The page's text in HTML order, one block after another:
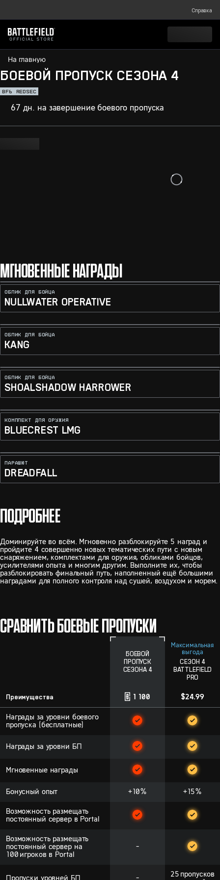
Справка
На главную
БОЕВОЙ ПРОПУСК СЕЗОНА 4
BF6 REDSEC
67 дн. на завершение боевого пропуска
МГНОВЕННЫЕ НАГРАДЫ
ОБЛИК ДЛЯ БОЙЦА
NULLWATER OPERATIVE
ОБЛИК ДЛЯ БОЙЦА
KANG
ОБЛИК ДЛЯ БОЙЦА
SHOALSHADOW HARROWER
КОМПЛЕКТ ДЛЯ ОРУЖИЯ
BLUECREST LMG
ПАРАШЮТ
DREADFALL
ПОДРОБНЕЕ
Доминируйте во всём. Мгновенно разблокируйте 5 наград и
пройдите 4 совершенно новых тематических пути с новым
снаряжением, комплектами для оружия, обликами бойцов,
усилителями опыта и многим другим. Выполните их, чтобы
разблокировать финальный путь, наполненный ещё большими
наградами для полного контроля над сушей, воздухом и морем.
СРАВНИТЬ БОЕВЫЕ ПРОПУСКИ
БОЕВОЙ
ПРОПУСК
СЕЗОНА 4
Максимальная
выгода
СЕЗОН 4
BATTLEFIELD
PRO
Преимущества 1 100 $24.99
Награды за уровни боевого
пропуска (бесплатные)
Награды за уровни БП
Мгновенные награды
Бонусный опыт +10% +15%
Возможность размещать
постоянный сервер в Portal
Возможность размещать
постоянный сервер на
100 игроков в Portal
-
Пропуски уровней БП -
25 пропусков